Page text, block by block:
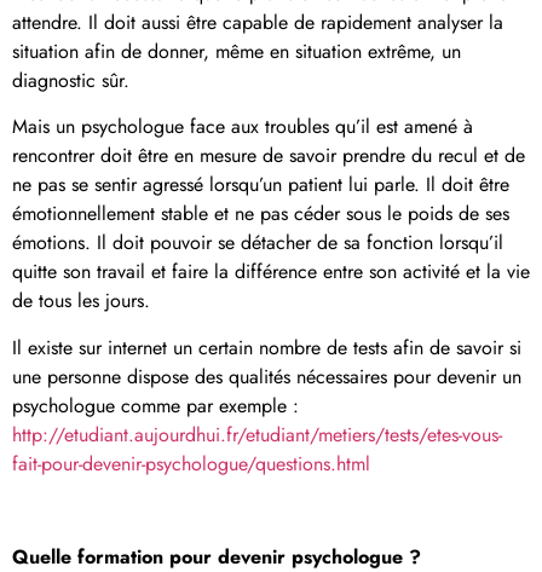
attendre. Il doit aussi être capable de rapidement analyser la
situation afin de donner, même en situation extrême, un
diagnostic sûr.
Mais un psychologue face aux troubles qu’il est amené à
rencontrer doit être en mesure de savoir prendre du recul et de
ne pas se sentir agressé lorsqu’un patient lui parle. Il doit être
émotionnellement stable et ne pas céder sous le poids de ses
émotions. Il doit pouvoir se détacher de sa fonction lorsqu’il
quitte son travail et faire la différence entre son activité et la vie
de tous les jours.
Il existe sur internet un certain nombre de tests afin de savoir si
une personne dispose des qualités nécessaires pour devenir un
psychologue comme par exemple :
http://etudiant.aujourdhui.fr/etudiant/metiers/tests/etes-vous-
fait-pour-devenir-psychologue/questions.html
Quelle formation pour devenir psychologue ?